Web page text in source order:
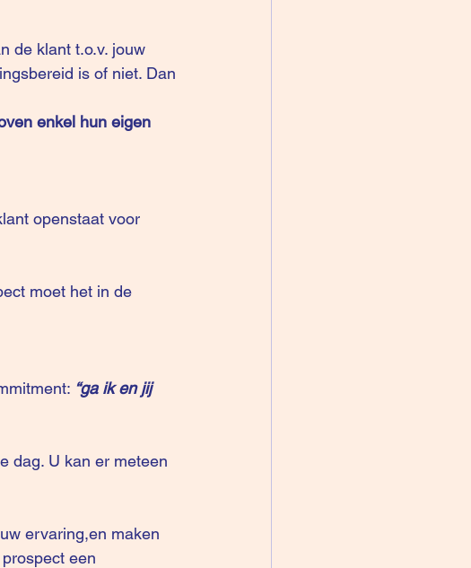
de klant t.o.v. jouw
is of niet. Dan
enkel hun eigen
openstaat voor
“ga ik en jij
dag. U kan er meteen
een